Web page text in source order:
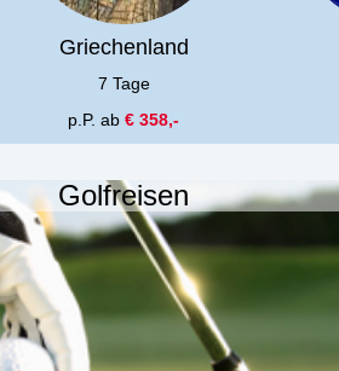
Griechenland
7 Tage
p.P. ab € 358,-
Golfreisen